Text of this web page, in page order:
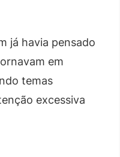
já havia pensado
em
temas
excessiva